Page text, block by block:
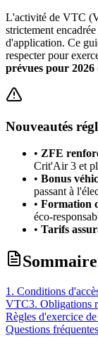
L'activité de VTC
strictement
d'application. Ce
respecter pour
prévues pour 2026
Nouveautés
• ZFE
Crit'Air 3 et
• Bonus
passant à
• Formation
éco-
• Tarifs
Sommaire
1. Conditions
VTC3. Obligations
Règles d'exercice
Questions fréquentes